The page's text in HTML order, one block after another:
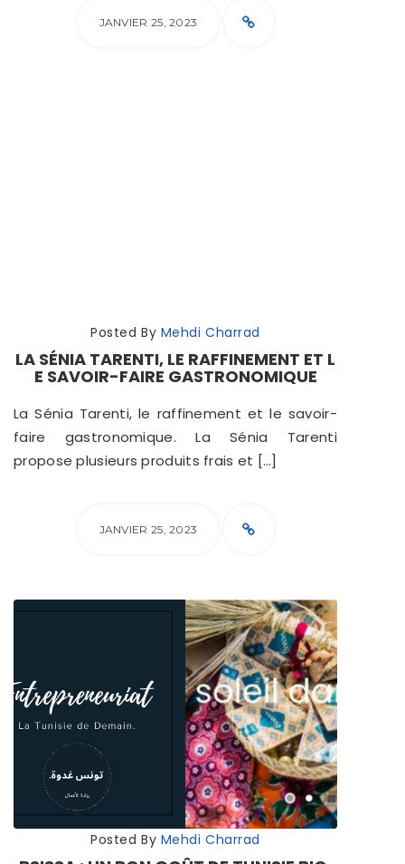
JANVIER 25, 2023
Posted By Mehdi Charrad
LA SÉNIA TARENTI, LE RAFFINEMENT ET L
E SAVOIR-FAIRE GASTRONOMIQUE
La Sénia Tarenti, le raffinement et le savoir-
faire gastronomique. La Sénia Tarenti
propose plusieurs produits frais et […]
JANVIER 25, 2023
Posted By Mehdi Charrad